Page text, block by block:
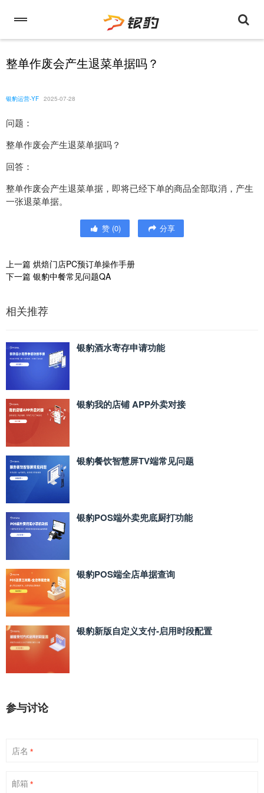
整单作废会产生退菜单据吗？
银豹运营-YF 2025-07-28
问题：
整单作废会产生退菜单据吗？
回答：
整单作废会产生退菜单据，即将已经下单的商品全部取消，产生
一张退菜单据。
赞 (0) 分享
上一篇 烘焙门店PC预订单操作手册
下一篇 银豹中餐常见问题QA
相关推荐
银豹酒水寄存申请功能
银豹我的店铺 APP外卖对接
银豹餐饮智慧屏TV端常见问题
银豹POS端外卖兜底厨打功能
银豹POS端全店单据查询
银豹新版自定义支付‑启用时段配置
参与讨论
店名 *
邮箱 *